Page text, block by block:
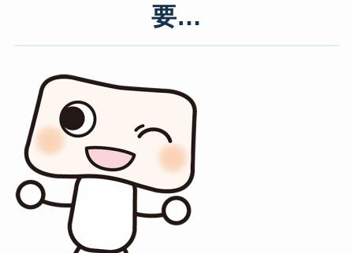
要…